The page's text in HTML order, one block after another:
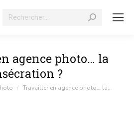
Recherche
agence photo… la
?
Travailler en agence photo… la…